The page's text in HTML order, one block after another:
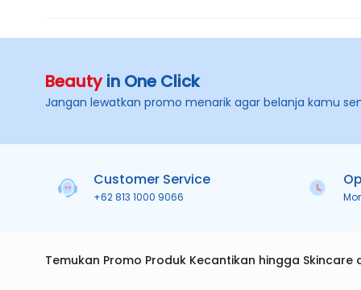
Beautyin One Click
Jangan lewatkan promo menarik agar belanja kamu
Customer Service
+62 813 1000 9066
Temukan Promo Produk Kecantikan hingga Skincare